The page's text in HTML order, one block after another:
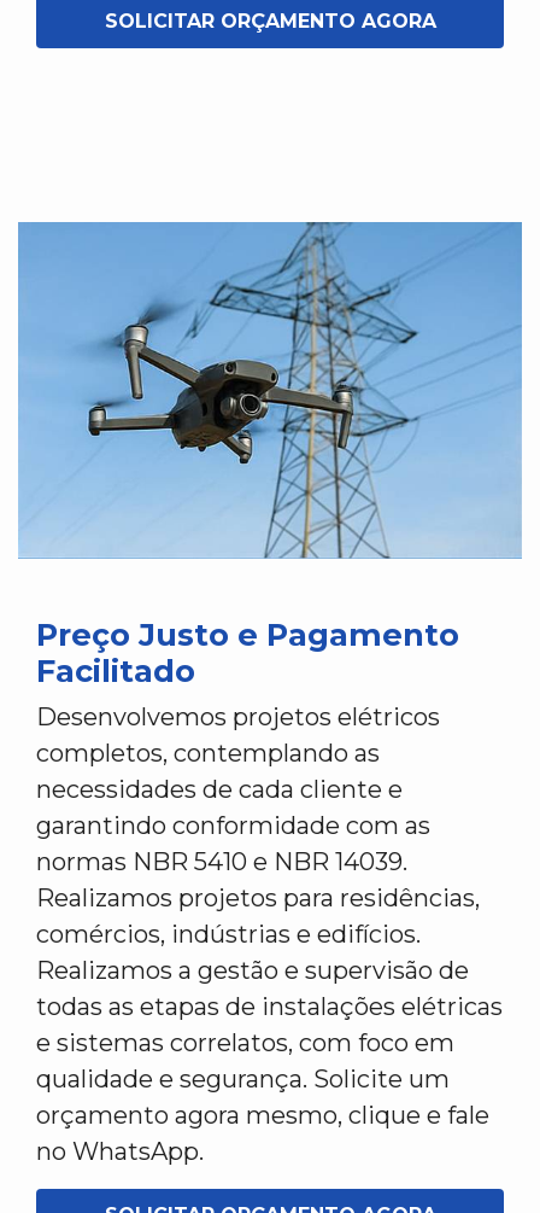
SOLICITAR ORÇAMENTO AGORA
Preço Justo e Pagamento
Facilitado
Desenvolvemos projetos elétricos
completos, contemplando as
necessidades de cada cliente e
garantindo conformidade com as
normas NBR 5410 e NBR 14039.
Realizamos projetos para residências,
comércios, indústrias e edifícios.
Realizamos a gestão e supervisão de
todas as etapas de instalações elétricas
e sistemas correlatos, com foco em
qualidade e segurança. Solicite um
orçamento agora mesmo, clique e fale
no WhatsApp.